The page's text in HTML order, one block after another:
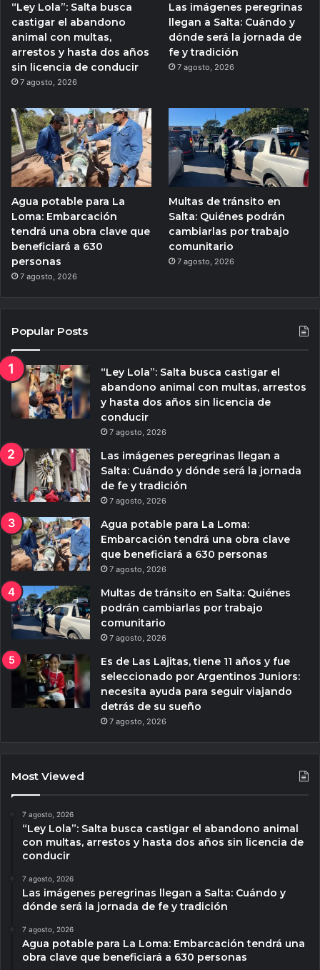
“Ley Lola”: Salta busca
castigar el abandono
animal con multas,
arrestos y hasta dos años
sin licencia de conducir
7 agosto, 2026
Las imágenes peregrinas
llegan a Salta: Cuándo y
dónde será la jornada de
fe y tradición
7 agosto, 2026
Agua potable para La
Loma: Embarcación
tendrá una obra clave que
beneficiará a 630
personas
7 agosto, 2026
Multas de tránsito en
Salta: Quiénes podrán
cambiarlas por trabajo
comunitario
7 agosto, 2026
Popular Posts
“Ley Lola”: Salta busca castigar el
abandono animal con multas, arrestos
y hasta dos años sin licencia de
conducir
7 agosto, 2026
Las imágenes peregrinas llegan a
Salta: Cuándo y dónde será la jornada
de fe y tradición
7 agosto, 2026
Agua potable para La Loma:
Embarcación tendrá una obra clave
que beneficiará a 630 personas
7 agosto, 2026
Multas de tránsito en Salta: Quiénes
podrán cambiarlas por trabajo
comunitario
7 agosto, 2026
Es de Las Lajitas, tiene 11 años y fue
seleccionado por Argentinos Juniors:
necesita ayuda para seguir viajando
detrás de su sueño
7 agosto, 2026
Most Viewed
7 agosto, 2026
“Ley Lola”: Salta busca castigar el abandono animal
con multas, arrestos y hasta dos años sin licencia de
conducir
7 agosto, 2026
Las imágenes peregrinas llegan a Salta: Cuándo y
dónde será la jornada de fe y tradición
7 agosto, 2026
Agua potable para La Loma: Embarcación tendrá una
obra clave que beneficiará a 630 personas